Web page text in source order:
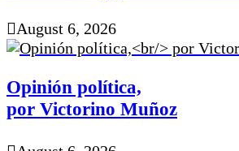
August 6, 2026
Opinión política,
por Victorino Muñoz